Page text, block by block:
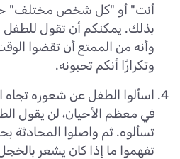
أنت" أو "كل شخص مختلف"
بذلك. يمكنكم أن تقول للطفل
وأنه من الممتع أن تقضوا
وتكرارًا أنكم تحبونه.
اسألوا الطفل عن شعوره تجاه
في معظم الأحيان، لن يقول
تسألوه. ثم واصلوا المحادثة
تفهموا ما إذا كان يشعر